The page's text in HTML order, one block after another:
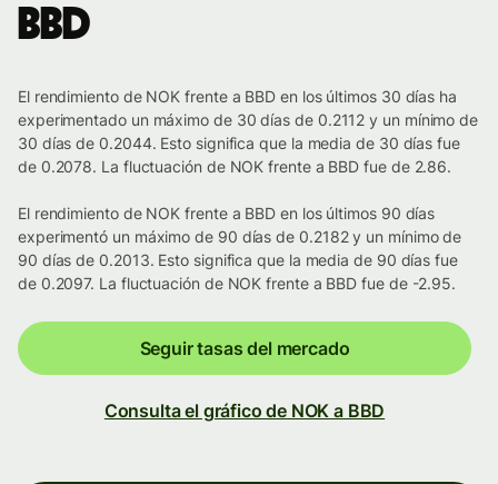
BBD
El rendimiento de NOK frente a BBD en los últimos 30 días ha
experimentado un máximo de 30 días de 0.2112 y un mínimo de
30 días de 0.2044. Esto significa que la media de 30 días fue
de 0.2078. La fluctuación de NOK frente a BBD fue de 2.86.
El rendimiento de NOK frente a BBD en los últimos 90 días
experimentó un máximo de 90 días de 0.2182 y un mínimo de
90 días de 0.2013. Esto significa que la media de 90 días fue
de 0.2097. La fluctuación de NOK frente a BBD fue de -2.95.
Seguir tasas del mercado
Consulta el gráfico de NOK a BBD